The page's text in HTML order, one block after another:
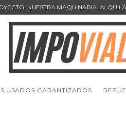
NUESTRA MAQUINARIA.
USADOS GARANTIZADOS